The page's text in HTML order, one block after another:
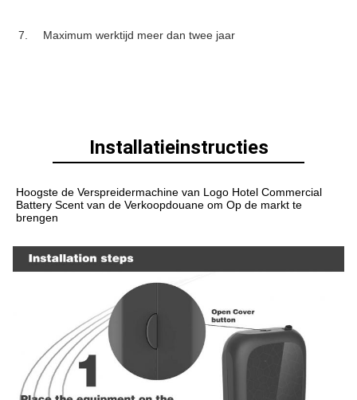
7. Maximum werktijd meer dan twee jaar
Installatieinstructies
Hoogste de Verspreidermachine van Logo Hotel Commercial
Battery Scent van de Verkoopdouane om Op de markt te
brengen